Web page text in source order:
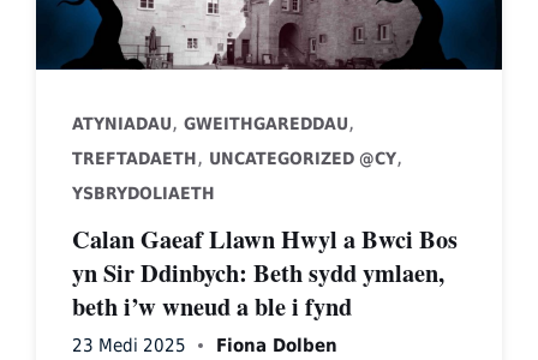
ATYNIADAU, GWEITHGAREDDAU,
TREFTADAETH, UNCATEGORIZED @CY,
YSBRYDOLIAETH
Calan Gaeaf Llawn Hwyl a Bwci Bos
yn Sir Ddinbych: Beth sydd ymlaen,
beth i’w wneud a ble i fynd
23 Medi 2025 Fiona Dolben